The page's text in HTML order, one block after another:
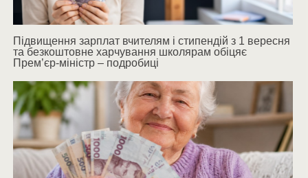
Підвищення зарплат вчителям і стипендій з 1 вересня
та безкоштовне харчування школярам обіцяє
Прем’єр-міністр – подробиці